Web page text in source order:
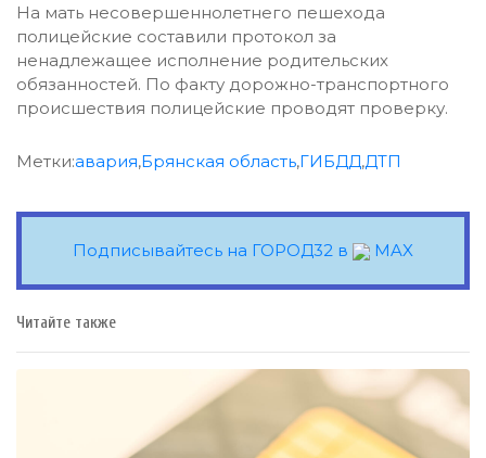
На мать несовершеннолетнего пешехода
полицейские составили протокол за
ненадлежащее исполнение родительских
обязанностей. По факту дорожно-транспортного
происшествия полицейские проводят проверку.
Метки:авария,Брянская область,ГИБДД,ДТП
Подписывайтесь на ГОРОД32 в MAX
Читайте также